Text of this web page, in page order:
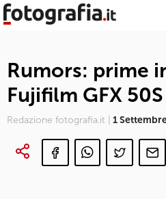
Rumors: prime
Fujifilm GFX
Redazione fotografia.it | 1